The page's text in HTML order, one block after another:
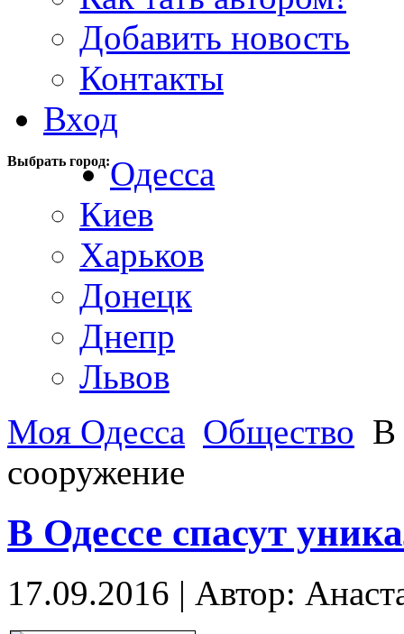
Добавить новость
Контакты
Вход
Выбрать город:Одесса
Киев
Харьков
Донецк
Днепр
Львов
Моя Одесса Общество В
сооружение
В Одессе спасут
17.09.2016 | Автор: